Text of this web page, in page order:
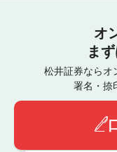
オ
ま
松井証券ならオ
署名・捺